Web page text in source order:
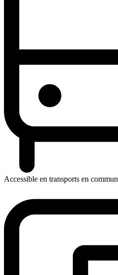
Accessible en transports en commun